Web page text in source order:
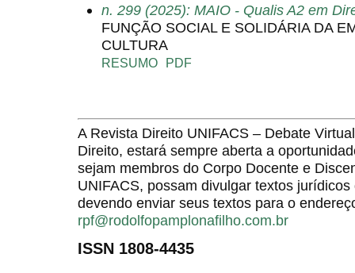
n. 299 (2025): MAIO - Qualis A2 em
FUNÇÃO SOCIAL E SOLIDÁRIA DA
CULTURA
RESUMO PDF
A Revista Direito UNIFACS – Debate
Direito, estará sempre aberta a
sejam membros do Corpo Docente e
UNIFACS, possam divulgar textos
devendo enviar seus textos para o
rpf@rodolfopamplonafilho.com.br
ISSN 1808-4435